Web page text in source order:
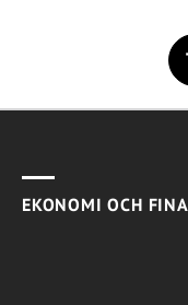
EKONOMI OCH